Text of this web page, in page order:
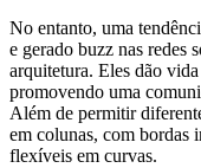
No entanto, uma
e gerado buzz nas redes
arquitetura. Eles dão
promovendo uma
Além de permitir
em colunas, com bordas
flexíveis em curvas.